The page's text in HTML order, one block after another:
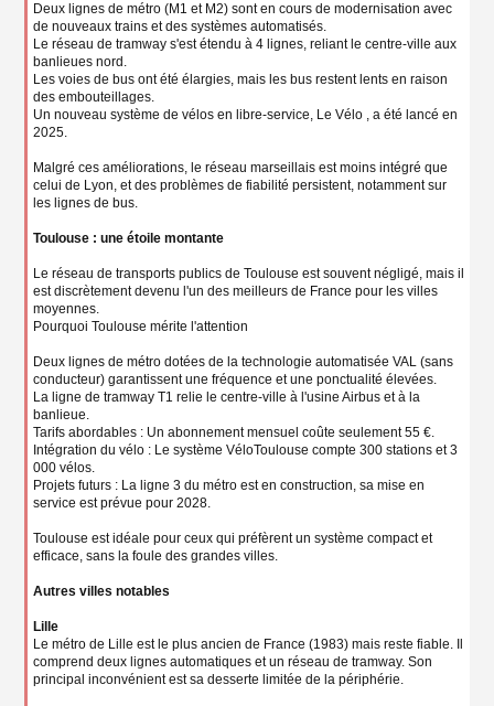
Deux lignes de métro (M1 et M2) sont en cours de modernisation avec
de nouveaux trains et des systèmes automatisés.
Le réseau de tramway s'est étendu à 4 lignes, reliant le centre-ville aux
banlieues nord.
Les voies de bus ont été élargies, mais les bus restent lents en raison
des embouteillages.
Un nouveau système de vélos en libre-service, Le Vélo , a été lancé en
2025.
Malgré ces améliorations, le réseau marseillais est moins intégré que
celui de Lyon, et des problèmes de fiabilité persistent, notamment sur
les lignes de bus.
Toulouse : une étoile montante
Le réseau de transports publics de Toulouse est souvent négligé, mais il
est discrètement devenu l'un des meilleurs de France pour les villes
moyennes.
Pourquoi Toulouse mérite l'attention
Deux lignes de métro dotées de la technologie automatisée VAL (sans
conducteur) garantissent une fréquence et une ponctualité élevées.
La ligne de tramway T1 relie le centre-ville à l'usine Airbus et à la
banlieue.
Tarifs abordables : Un abonnement mensuel coûte seulement 55 €.
Intégration du vélo : Le système VéloToulouse compte 300 stations et 3
000 vélos.
Projets futurs : La ligne 3 du métro est en construction, sa mise en
service est prévue pour 2028.
Toulouse est idéale pour ceux qui préfèrent un système compact et
efficace, sans la foule des grandes villes.
Autres villes notables
Lille
Le métro de Lille est le plus ancien de France (1983) mais reste fiable. Il
comprend deux lignes automatiques et un réseau de tramway. Son
principal inconvénient est sa desserte limitée de la périphérie.